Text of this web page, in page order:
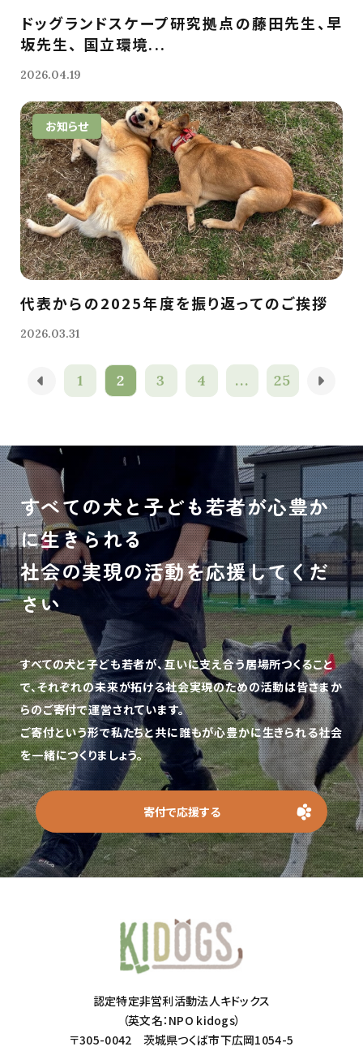
ドッグランドスケープ研究拠点の藤田先生、早
坂先生、 国立環境...
2026.04.19
お知らせ
代表からの2025年度を振り返ってのご挨拶
2026.03.31
1 2 3 4 ... 25
すべての犬と子ども若者が心豊か
に生きられる
社会の実現の活動を応援してくだ
さい
すべての犬と子ども若者が、互いに支え合う居場所つくること
で、それぞれの未来が拓ける社会実現のための活動は皆さまか
らのご寄付で運営されています。
ご寄付という形で私たちと共に誰もが心豊かに生きられる社会
を一緒につくりましょう。
寄付で応援する
認定特定非営利活動法人キドックス
（英文名：NPO kidogs）
〒305-0042 茨城県つくば市下広岡1054-5